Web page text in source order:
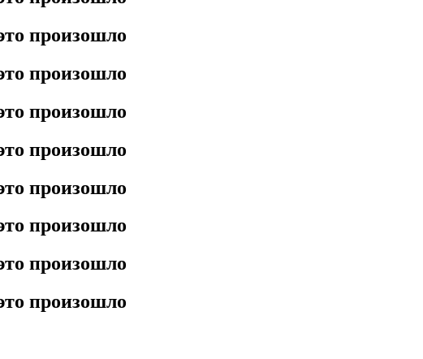
произошло
произошло
произошло
произошло
произошло
произошло
произошло
произошло